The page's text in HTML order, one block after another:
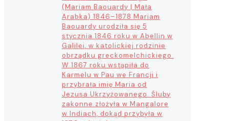
(Mariam Baouardy | Mała
Arabka) 1846–1878 Mariam
Baouardy urodziła się 5
stycznia 1846 roku w Abellin w
Galilei, w katolickiej rodzinie
obrządku greckomelchickiego.
W 1867 roku wstąpiła do
Karmelu w Pau we Francji i
przybrała imię Maria od
Jezusa Ukrzyżowanego. Śluby
zakonne złożyła w Mangalore
w Indiach, dokąd przybyła w